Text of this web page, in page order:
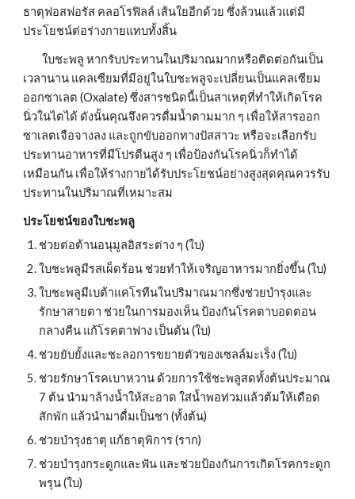
ธาตุฟอสฟอรัส คลอโรฟิลล์ เส้นใยอีกด้วย ซึ่งล้วนแล้วแต่มี
ประโยชน์ต่อร่างกายแทบทั้งสิ้น
        ใบชะพลู หากรับประทานในปริมาณมากหรือติดต่อกันเป็น
เวลานาน แคลเซียมที่มีอยู่ในใบชะพลูจะเปลี่ยนเป็นแคลเซียม
ออกซาเลต (Oxalate) ซึ่งสารชนิดนี้เป็นสาเหตุที่ทำให้เกิดโรค
นิ่วในไตได้ ดังนั้นคุณจึงควรดื่มน้ำตามมาก ๆ เพื่อให้สารออก
ซาเลตเจือจางลง และถูกขับออกทางปัสสาวะ หรือจะเลือกรับ
ประทานอาหารที่มีโปรตีนสูง ๆ เพื่อป้องกันโรคนิ่วก็ทำได้
เหมือนกัน เพื่อให้ร่างกายได้รับประโยชน์อย่างสูงสุดคุณควรรับ
ประทานในปริมาณที่เหมาะสม
ประโยชน์ของใบชะพลู
ช่วยต่อต้านอนุมูลอิสระต่าง ๆ (ใบ)
ใบชะพลูมีรสเผ็ดร้อน ช่วยทำให้เจริญอาหารมากยิ่งขึ้น (ใบ)
ใบชะพลูมีเบต้าแคโรทีนในปริมาณมากซึ่งช่วยบำรุงและ
รักษาสายตา ช่วยในการมองเห็น ป้องกันโรคตาบอดตอน
กลางคืน แก้โรคตาฟาง เป็นต้น (ใบ)
ช่วยยับยั้งและชะลอการขยายตัวของเซลล์มะเร็ง (ใบ)
ช่วยรักษาโรคเบาหวาน ด้วยการใช้ชะพลูสดทั้งต้นประมาณ
7 ต้น นำมาล้างน้ำให้สะอาด ใส่น้ำพอท่วมแล้วต้มให้เดือด
สักพัก แล้วนำมาดื่มเป็นชา (ทั้งต้น)
ช่วยบำรุงธาตุ แก้ธาตุพิการ (ราก)
ช่วยบำรุงกระดูกและฟัน และช่วยป้องกันการเกิดโรคกระดูก
พรุน (ใบ)